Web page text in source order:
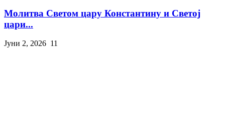
Молитва Светом цару Константину и Светој
цари...
Јуни 2, 2026 11